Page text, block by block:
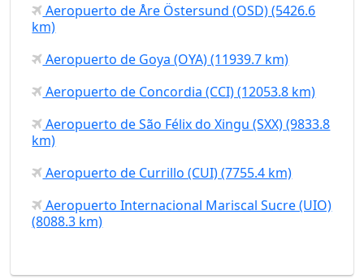
Aeropuerto de Åre Östersund (OSD) (5426.6
km)
Aeropuerto de Goya (OYA) (11939.7 km)
Aeropuerto de Concordia (CCI) (12053.8 km)
Aeropuerto de São Félix do Xingu (SXX) (9833.8
km)
Aeropuerto de Currillo (CUI) (7755.4 km)
Aeropuerto Internacional Mariscal Sucre (UIO)
(8088.3 km)